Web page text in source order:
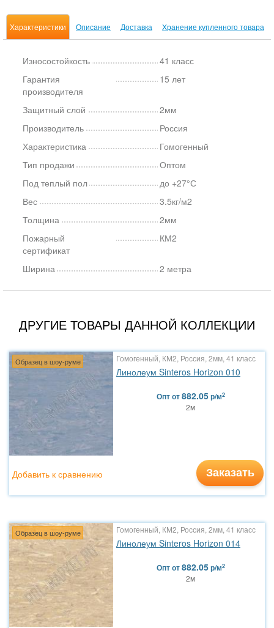
Характеристики Описание Доставка Хранение купленного товара
Износостойкость
41 класс
Гарантия
производителя
15 лет
Защитный слой
2мм
Производитель
Россия
Характеристика
Гомогенный
Тип продажи
Оптом
Под теплый пол
до +27°С
Вес
3.5кг/м2
Толщина
2мм
Пожарный
сертификат
КМ2
Ширина 2 метра
ДРУГИЕ ТОВАРЫ ДАННОЙ КОЛЛЕКЦИИ
Образец в шоу-руме Гомогенный, КМ2, Россия, 2мм, 41 класс
Линолеум Sinteros Horizon 010
Оптот882.05р/м2
2м
Заказать
Добавить к сравнению
Образец в шоу-руме Гомогенный, КМ2, Россия, 2мм, 41 класс
Линолеум Sinteros Horizon 014
Оптот882.05р/м2
2м